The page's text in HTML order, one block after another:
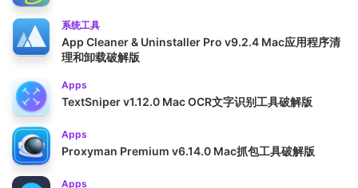
系统工具
App Cleaner & Uninstaller Pro v9.2.4 Mac应用程序清
理和卸载破解版
Apps
TextSniper v1.12.0 Mac OCR文字识别工具破解版
Apps
Proxyman Premium v6.14.0 Mac抓包工具破解版
Apps